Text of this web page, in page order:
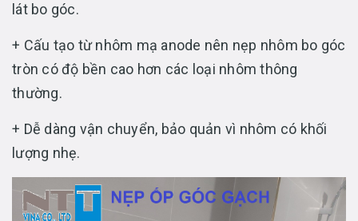
lát bo góc.
+ Cấu tạo từ nhôm mạ anode nên nẹp nhôm bo góc
tròn có độ bền cao hơn các loại nhôm thông
thường.
+ Dễ dàng vận chuyển, bảo quản vì nhôm có khối
lượng nhẹ.